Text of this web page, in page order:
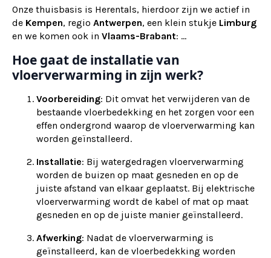
Onze thuisbasis is Herentals, hierdoor zijn we actief in
de Kempen, regio Antwerpen, een klein stukje Limburg
en we komen ook in Vlaams-Brabant: ...
Hoe gaat de installatie van
vloerverwarming in zijn werk?
Voorbereiding: Dit omvat het verwijderen van de
bestaande vloerbedekking en het zorgen voor een
effen ondergrond waarop de vloerverwarming kan
worden geïnstalleerd.
Installatie: Bij watergedragen vloerverwarming
worden de buizen op maat gesneden en op de
juiste afstand van elkaar geplaatst. Bij elektrische
vloerverwarming wordt de kabel of mat op maat
gesneden en op de juiste manier geïnstalleerd.
Afwerking: Nadat de vloerverwarming is
geïnstalleerd, kan de vloerbedekking worden